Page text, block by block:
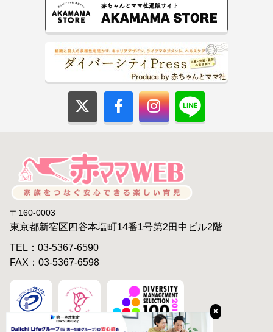
×
〒160-0003
東京都新宿区四谷本塩町14番1号第2田中ビル2階
TEL：03-5367-6590
FAX：03-5367-6598